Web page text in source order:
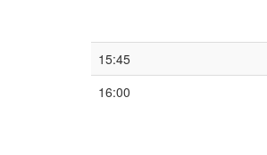
15:45
16:00